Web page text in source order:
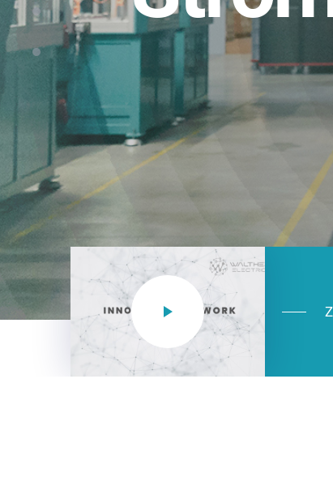
NEO CEE: Energieverteilung mit
effizient in der Installation,